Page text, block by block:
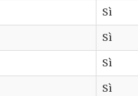
Sì
Sì
Sì
Sì